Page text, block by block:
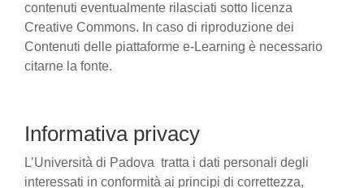
contenuti eventualmente rilasciati sotto licenza
Creative Commons. In caso di riproduzione dei
Contenuti delle piattaforme e-Learning è necessario
citarne la fonte.
Informativa privacy
L’Università di Padova tratta i dati personali degli
interessati in conformità ai principi di correttezza,